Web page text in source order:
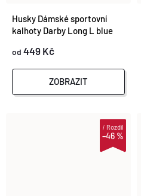
Husky Dámské sportovní
kalhoty Darby Long L blue
od 449 Kč
ZOBRAZIT
–46 %
iRozdíl